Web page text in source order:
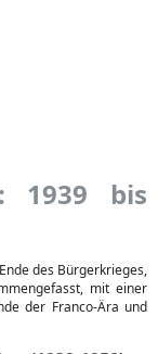
1939 bis
des Bürgerkrieges,
mit einer
der Franco-Ära und